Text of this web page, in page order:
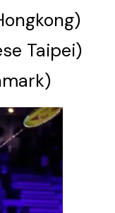
Taipei)